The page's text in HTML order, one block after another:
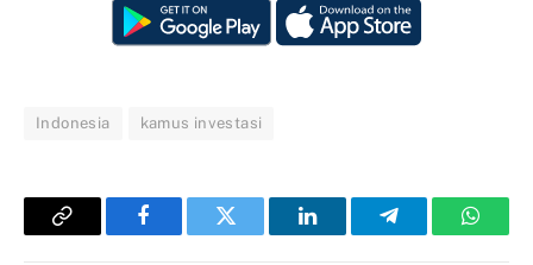
Indonesia kamus investasi
Copy
FacebookTwitter LinkedInTelegram